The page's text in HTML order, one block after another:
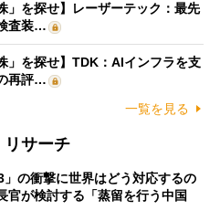
」を探せ】レーザーテック：最先
査装…
」を探せ】TDK：AIインフラを支
再評…
一覧を見る
リサーチ
の衝撃に世界はどう対応するの
が検討する「蒸留を行う中国